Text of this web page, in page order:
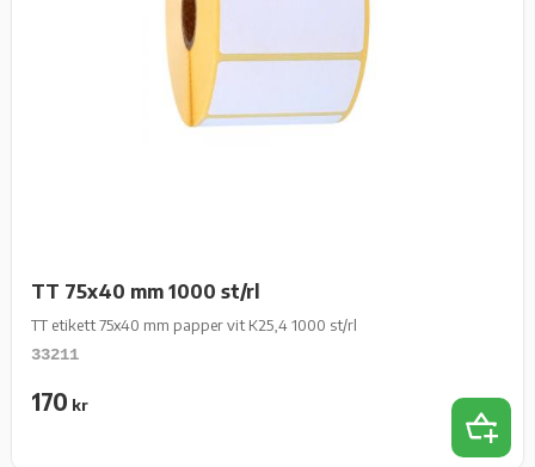
TT 75x40 mm 1000 st/rl
TT etikett 75x40 mm papper vit K25,4 1000 st/rl
33211
170 kr